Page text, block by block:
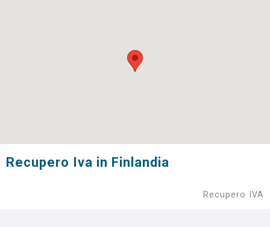
Recupero Iva in Finlandia
Recupero IVA